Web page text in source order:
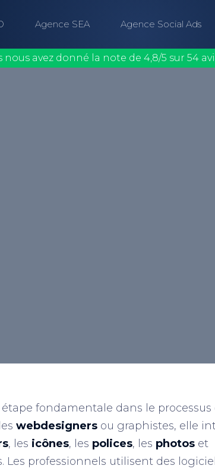
Agence SEA Agence Social Ads
nous avez donné la note de 4,8/5 sur 54
fondamentale dans le processus
webdesigners ou graphistes, elle
, les icônes, les polices, les photos et
professionnels utilisent des